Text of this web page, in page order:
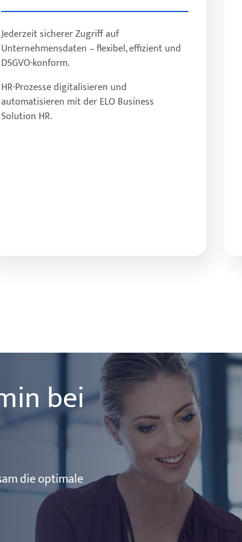
Jederzeit sicherer Zugriff auf
Unternehmensdaten – flexibel, effizient und
DSGVO-konform.
HR-Prozesse digitalisieren und
automatisieren mit der ELO Business
Solution HR.
Sicherem Zugriff auf Dokumente und
Akten
Genehmigungsprozessen
Effizienter Zusammenarbeit im Team
Höherer Kundenzufriedenheit durch
bei
die optimale